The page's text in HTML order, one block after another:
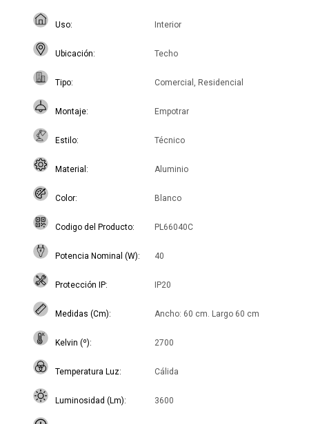
Uso Interior
Ubicación Techo
Tipo Comercial, Residencial
Montaje Empotrar
Estilo Técnico
Material Aluminio
Color Blanco
Codigo del Producto PL66040C
Potencia Nominal (W) 40
Protección IP IP20
Medidas (Cm) Ancho: 60 cm. Largo 60 cm
Kelvin (º) 2700
Temperatura Luz Cálida
Luminosidad (Lm) 3600